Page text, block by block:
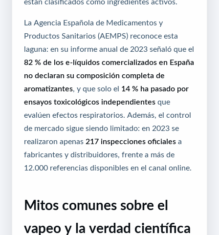
La Agencia Española de Medicamentos y
Productos Sanitarios (AEMPS) reconoce esta
laguna: en su informe anual de 2023 señaló que el
82 % de los e-líquidos comercializados en España
no declaran su composición completa de
aromatizantes , y que solo el 14 % ha pasado por
ensayos toxicológicos independientes que
evalúen efectos respiratorios. Además, el control
de mercado sigue siendo limitado: en 2023 se
realizaron apenas 217 inspecciones oficiales a
fabricantes y distribuidores, frente a más de
12.000 referencias disponibles en el canal online.
Mitos comunes sobre el
vapeo y la verdad científica